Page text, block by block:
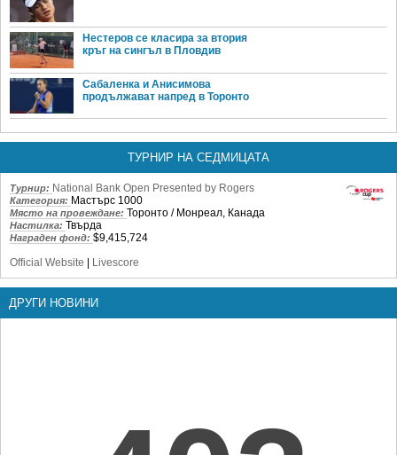
Нестеров се класира за втория
кръг на сингъл в Пловдив
Сабаленка и Анисимова
продължават напред в Торонто
ТУРНИР НА СЕДМИЦАТА
Турнир: National Bank Open Presented by Rogers
Категория: Мастърс 1000
Място на провеждане: Торонто / Монреал, Канада
Настилка: Твърда
Награден фонд: $9,415,724
Official Website
Livescore
ДРУГИ НОВИНИ